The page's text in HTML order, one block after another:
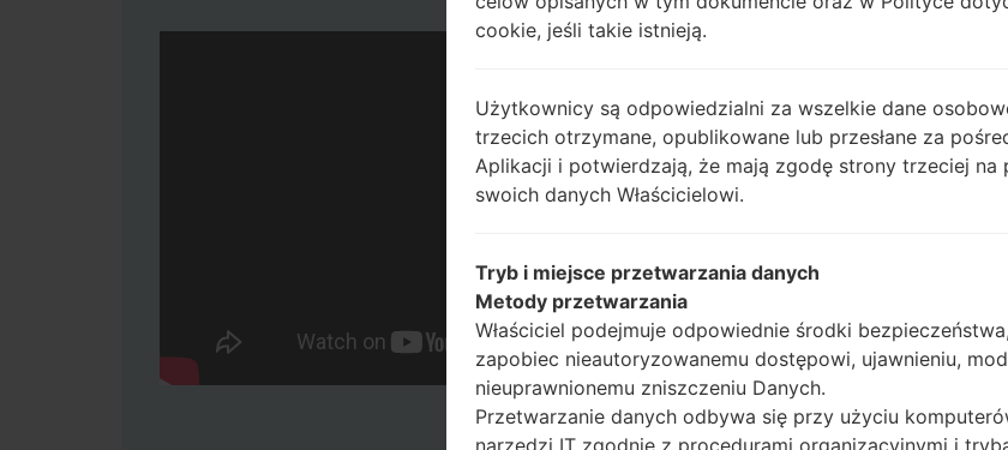
Powinieneś
plików (jeśli 5
AP: "System
aplikacje.
wykonać
cookie, jeśli takie istnieją.
Użytkownicy są odpowiedzialni za wszelkie dane
trzecich otrzymane, opublikowane lub przesłane za
Aplikacji i potwierdzają, że mają zgodę strony trzeciej na
swoich danych Właścicielowi.
Tryb i miejsce przetwarzania danych
Metody przetwarzania
Właściciel podejmuje odpowiednie środki
zapobiec nieautoryzowanemu dostępowi, ujawnieniu,
nieuprawnionemu zniszczeniu Danych.
Przetwarzanie danych odbywa się przy użyciu